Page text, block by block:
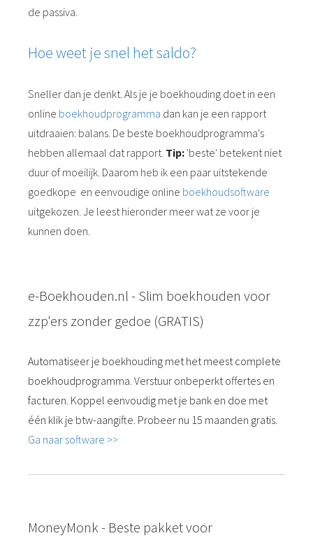
de passiva.
Hoe weet je snel het saldo?
Sneller dan je denkt. Als je je boekhouding doet in een
online boekhoudprogramma dan kan je een rapport
uitdraaien: balans. De beste boekhoudprogramma's
hebben allemaal dat rapport. Tip: 'beste' betekent niet
duur of moeilijk. Daarom heb ik een paar uitstekende
goedkope en eenvoudige online boekhoudsoftware
uitgekozen. Je leest hieronder meer wat ze voor je
kunnen doen.
e-Boekhouden.nl - Slim boekhouden voor
zzp'ers zonder gedoe (GRATIS)
Automatiseer je boekhouding met het meest complete
boekhoudprogramma. Verstuur onbeperkt offertes en
facturen. Koppel eenvoudig met je bank en doe met
één klik je btw-aangifte. Probeer nu 15 maanden gratis.
Ga naar software >>
MoneyMonk - Beste pakket voor